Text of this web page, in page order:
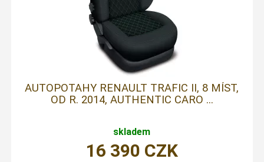
AUTOPOTAHY RENAULT TRAFIC II, 8 MÍST,
OD R. 2014, AUTHENTIC CARO ...
skladem
16 390 CZK